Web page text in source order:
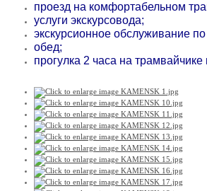
проезд на комфортабельном
услуги экскурсовода;
экскурсионное обслуживание
обед;
прогулка 2 часа на трамвайчике